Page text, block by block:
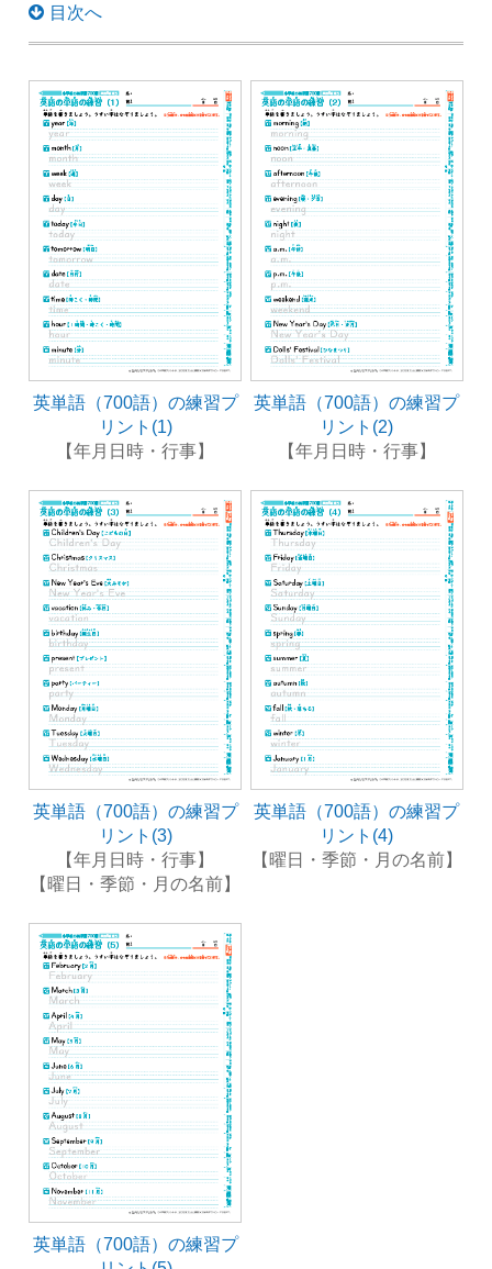
目次へ
英単語（700語）の練習プ
リント(1)
【年月日時・行事】
英単語（700語）の練習プ
リント(2)
【年月日時・行事】
英単語（700語）の練習プ
リント(3)
【年月日時・行事】
【曜日・季節・月の名前】
英単語（700語）の練習プ
リント(4)
【曜日・季節・月の名前】
英単語（700語）の練習プ